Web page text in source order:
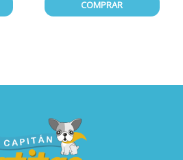
COMPRAR